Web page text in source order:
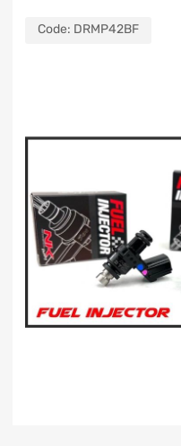
Code: DRMP42BF